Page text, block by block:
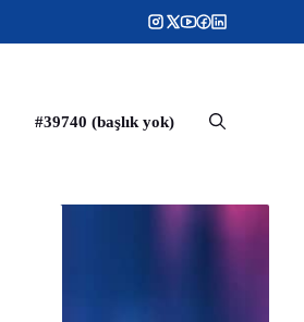
#39740 (başlık yok)